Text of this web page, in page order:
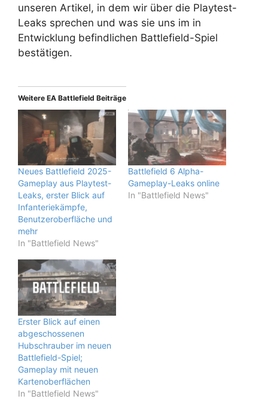
unseren Artikel, in dem wir über die Playtest-
Leaks sprechen und was sie uns im in
Entwicklung befindlichen Battlefield-Spiel
bestätigen.
Weitere EA Battlefield Beiträge
Neues Battlefield 2025-
Gameplay aus Playtest-
Leaks, erster Blick auf
Infanteriekämpfe,
Benutzeroberfläche und
mehr
In "Battlefield News"
Battlefield 6 Alpha-
Gameplay-Leaks online
In "Battlefield News"
Erster Blick auf einen
abgeschossenen
Hubschrauber im neuen
Battlefield-Spiel;
Gameplay mit neuen
Kartenoberflächen
In "Battlefield News"